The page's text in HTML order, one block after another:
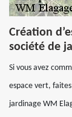
Création
société de
Si vous avez
espace vert,
jardinage WM